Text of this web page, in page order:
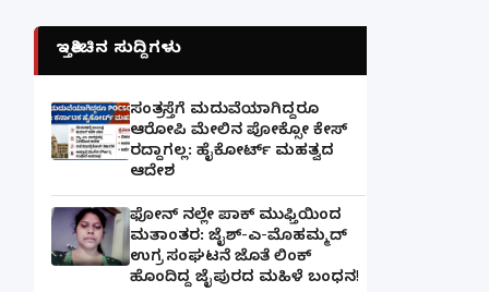
ಇತ್ತೀಚಿನ ಸುದ್ದಿಗಳು
ಸಂತ್ರಸ್ತೆಗೆ ಮದುವೆಯಾಗಿದ್ದರೂ
ಆರೋಪಿ ಮೇಲಿನ ಪೋಕ್ಸೋ ಕೇಸ್
ರದ್ದಾಗಲ್ಲ: ಹೈಕೋರ್ಟ್ ಮಹತ್ವದ
ಆದೇಶ
ಫೋನ್ ನಲ್ಲೇ ಪಾಕ್ ಮುಫ್ತಿಯಿಂದ
ಮತಾಂತರ: ಜೈಶ್-ಎ-ಮೊಹಮ್ಮದ್
ಉಗ್ರ ಸಂಘಟನೆ ಜೊತೆ ಲಿಂಕ್
ಹೊಂದಿದ್ದ ಜೈಪುರದ ಮಹಿಳೆ ಬಂಧನ!